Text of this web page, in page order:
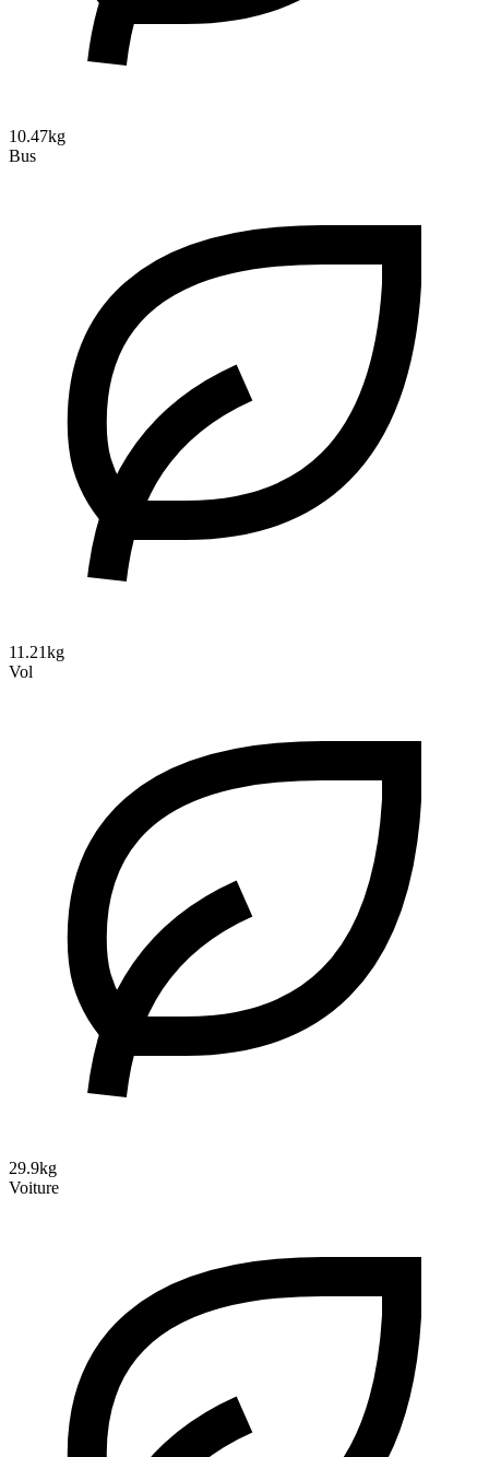
10.47kg
Bus
11.21kg
Vol
29.9kg
Voiture